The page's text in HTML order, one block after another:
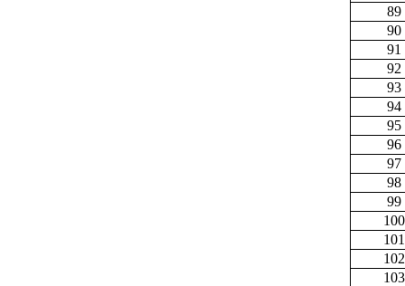
89
90
91
92
93
94
95
96
97
98
99
100
101
102
103